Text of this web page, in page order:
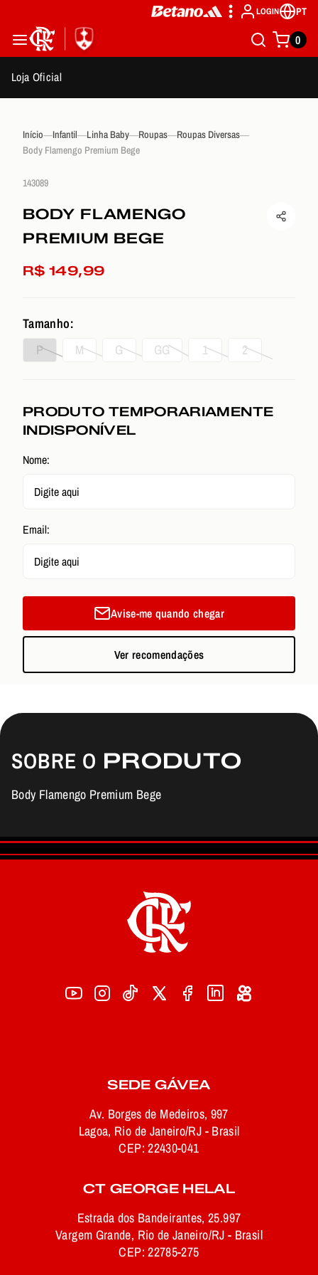
LOGIN PT
0
Loja Oficial
Início Infantil Linha Baby Roupas
Roupas Diversas
Body Flamengo Premium Bege
143089
BODY FLAMENGO
PREMIUM BEGE
R$ 149,99
Tamanho:
P
M G GG 1 2
PRODUTO TEMPORARIAMENTE
INDISPONÍVEL
Nome:
Email:
Avise-me quando chegar
Ver recomendações
SOBRE O PRODUTO
Body Flamengo Premium Bege
SEDE GÁVEA
Av. Borges de Medeiros, 997
Lagoa, Rio de Janeiro/RJ - Brasil
CEP: 22430-041
CT GEORGE HELAL
Estrada dos Bandeirantes, 25.997
Vargem Grande, Rio de Janeiro/RJ - Brasil
CEP: 22785-275